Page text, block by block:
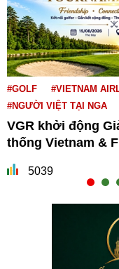
#GOLF
#VIETNAM
#NGƯỜI VIỆT TẠI NGA
VGR khởi động
thống Vietnam &
5039